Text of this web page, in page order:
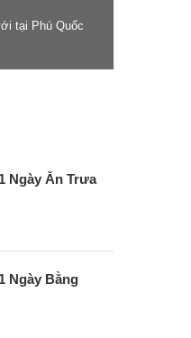
tại Phú Quốc
Ngày Ăn Trưa
Ngày Bằng